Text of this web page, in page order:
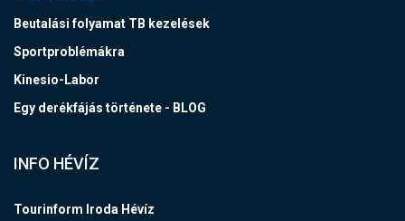
Beutalási folyamat TB kezelések
Sportproblémákra
Kinesio-Labor
Egy derékfájás története - BLOG
INFO HÉVÍZ
Tourinform Iroda Hévíz